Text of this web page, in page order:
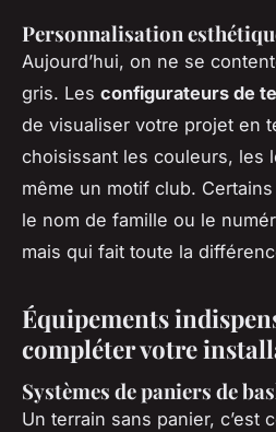
Personnalisation
Aujourd’hui, on ne se
gris. Les configurateurs de
de visualiser votre projet en
choisissant les couleurs, les
même un motif club.
le nom de famille ou le
mais qui fait toute la
Équipements
compléter votre
Systèmes de paniers de
Un terrain sans panier, c’est